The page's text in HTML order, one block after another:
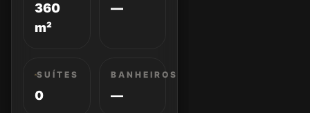
360
m²
—
SUÍTES
0
BANHEIROS
—